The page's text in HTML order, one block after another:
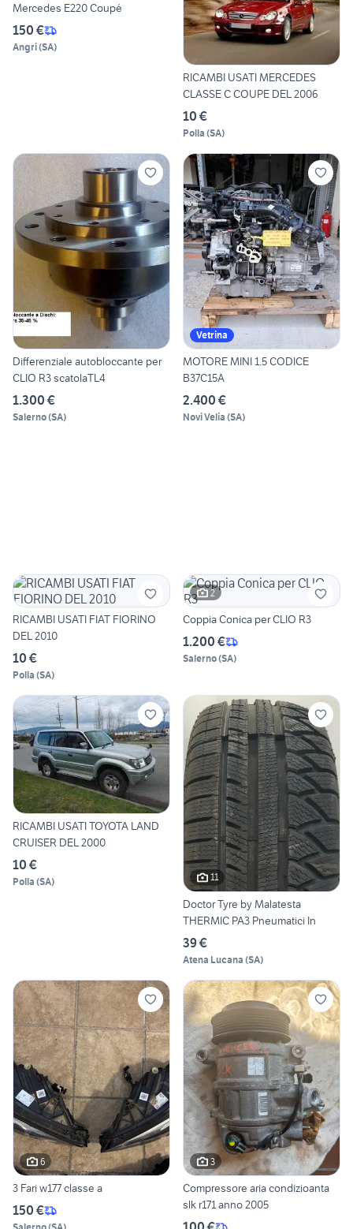
Mercedes E220 Coupé
150 €
Angri(SA)
RICAMBI USATI MERCEDES
CLASSE C COUPE DEL 2006
10 €
Polla (SA)
Differenziale autobloccante per
CLIO R3 scatolaTL4
1.300 €
Salerno(SA)
Vetrina
MOTORE MINI 1.5 CODICE
B37C15A
2.400 €
Novi Velia (SA)
RICAMBI USATI FIAT FIORINO
DEL 2010
10 €
Polla (SA)
2
Coppia Conica per CLIO R3
1.200 €
Salerno(SA)
RICAMBI USATI TOYOTA LAND
CRUISER DEL 2000
10 €
Polla (SA) 11
Doctor Tyre by Malatesta
THERMIC PA3 Pneumatici In
39 €
Atena Lucana (SA)
6
3 Fari w177 classe a
150 €
3
Compressore aria condizioanta
slk r171 anno 2005